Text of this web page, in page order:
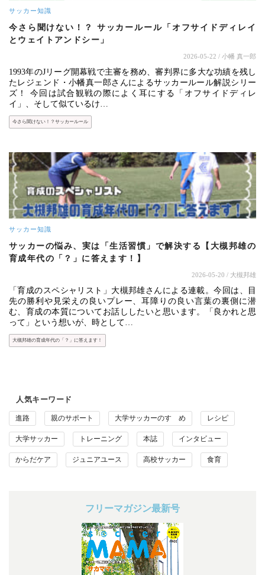
サッカー知識
今さら聞けない！？ サッカールール「オフサイドディレイ
とウェイトアンドシー」
2026-05-22 / 小幡 真一郎
1993年のJリーグ開幕戦で主審を務め、審判界に多大な功績を残し
たレジェンド・小幡真一郎さんによるサッカールール解説シリー
ズ！ 今回は試合観戦の際によく耳にする「オフサイドディレ
イ」、そして似ているけ…
今さら聞けない！？サッカールール
サッカー知識
サッカーの悩み、実は「生活習慣」で解決する【大槻邦雄の
育成年代の「？」に答えます！】
2026-05-20 / 大槻邦雄
「育成のスペシャリスト」大槻邦雄さんによる連載。今回は、目
先の勝利や見栄えの良いプレー、耳障りの良い言葉の裏側に潜
む、育成の本質についてお話ししたいと思います。「良かれと思
って」という想いが、時として…
大槻邦雄の育成年代の「？」に答えます！
人気キーワード
進路 親のサポート 大学サッカーのすゝめ レシピ
大学サッカー トレーニング 本誌 インタビュー
からだケア ジュニアユース 高校サッカー 食育
フリーマガジン最新号